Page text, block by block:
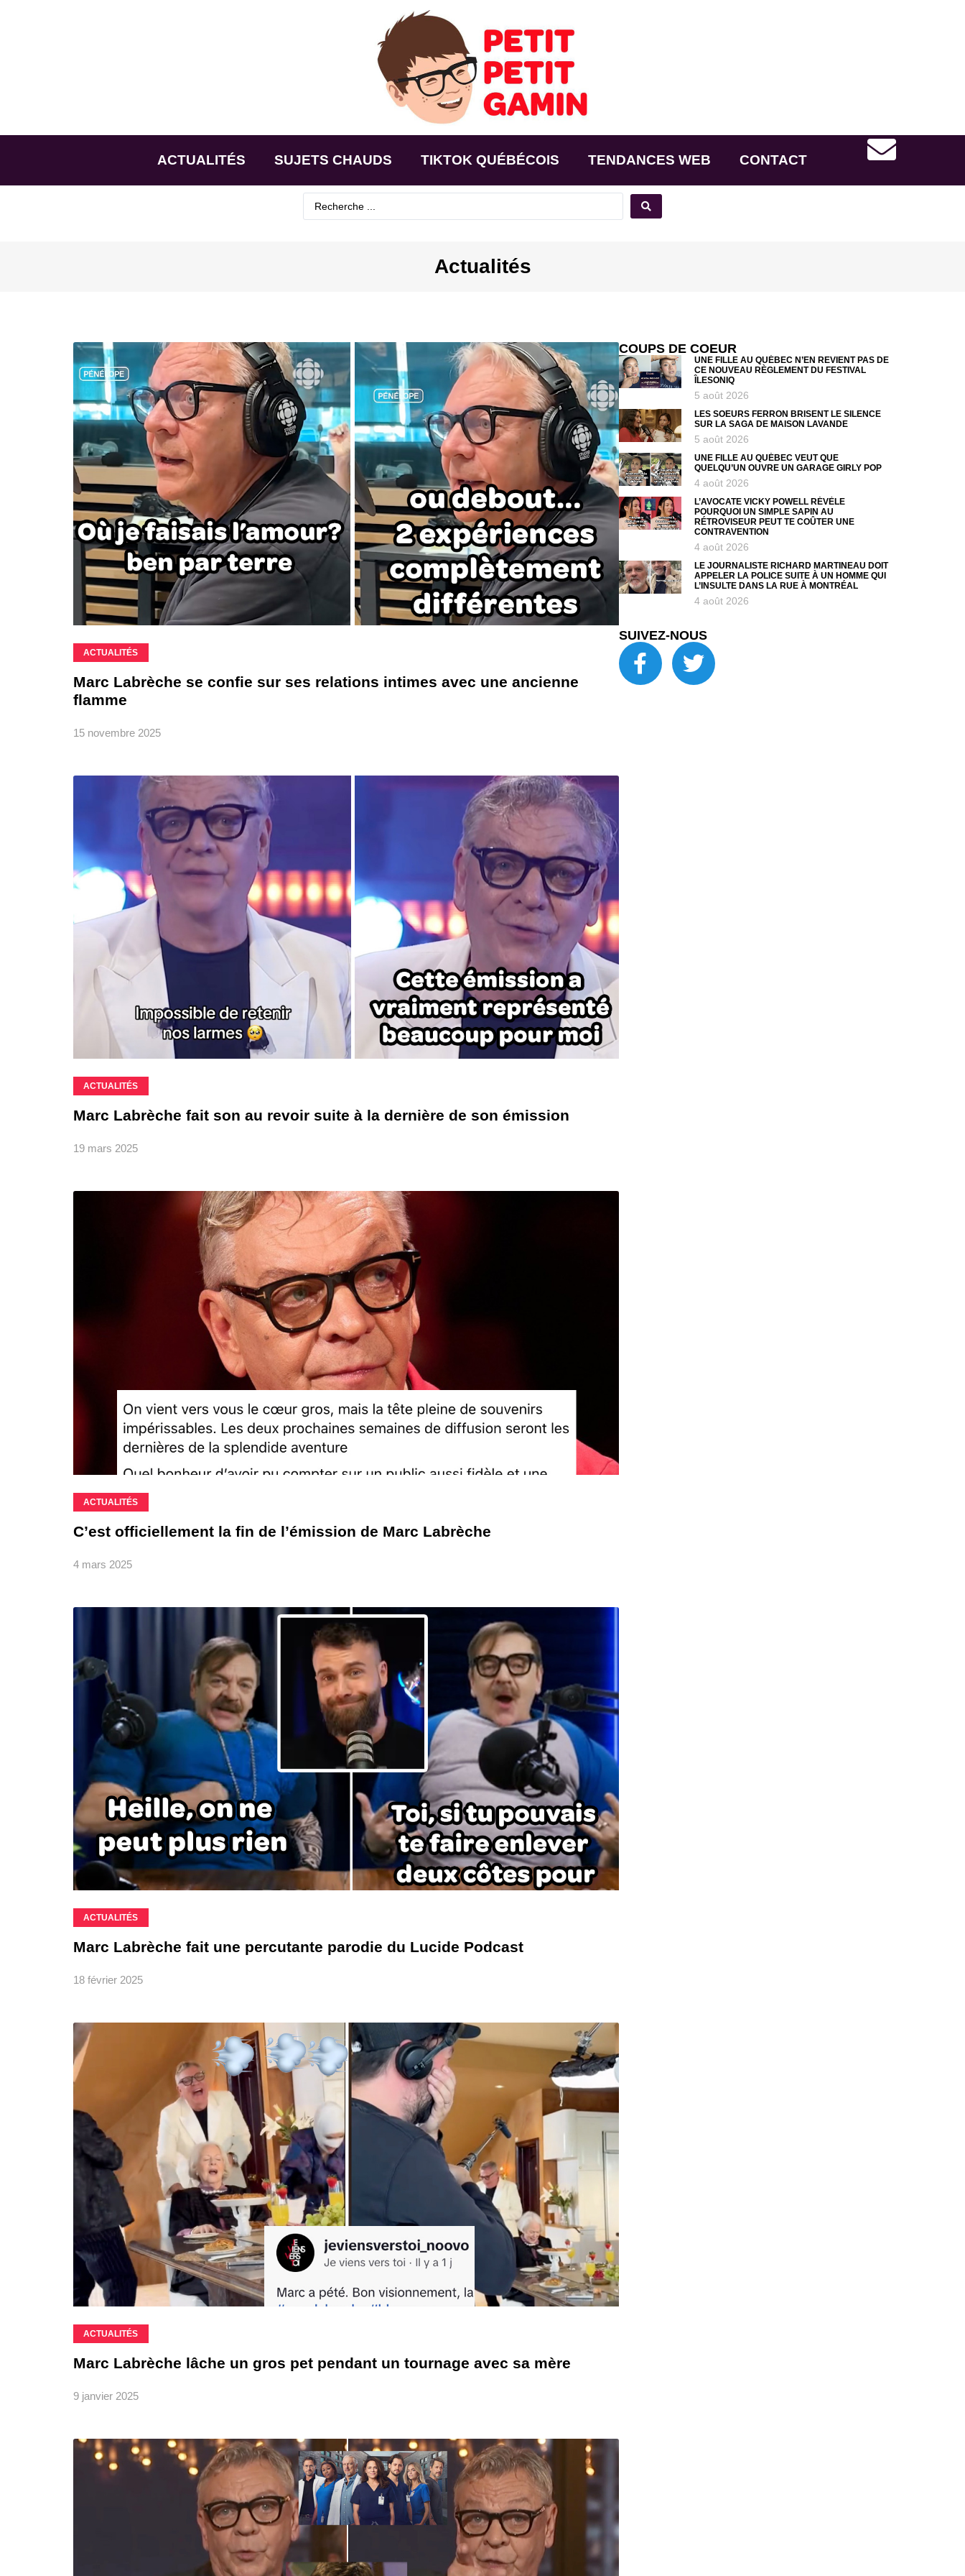
ACTUALITÉS SUJETS CHAUDS TIKTOK QUÉBÉCOIS TENDANCES WEB CONTACT
Actualités
ACTUALITÉS
Marc Labrèche se confie sur ses relations intimes avec une ancienne
flamme
15 novembre 2025
ACTUALITÉS
Marc Labrèche fait son au revoir suite à la dernière de son émission
19 mars 2025
ACTUALITÉS
C’est officiellement la fin de l’émission de Marc Labrèche
4 mars 2025
ACTUALITÉS
Marc Labrèche fait une percutante parodie du Lucide Podcast
18 février 2025
ACTUALITÉS
Marc Labrèche lâche un gros pet pendant un tournage avec sa mère
9 janvier 2025
COUPS DE COEUR
UNE FILLE AU QUÉBEC N’EN REVIENT PAS DE
CE NOUVEAU RÈGLEMENT DU FESTIVAL
ÎLESONIQ
5 août 2026
LES SOEURS FERRON BRISENT LE SILENCE
SUR LA SAGA DE MAISON LAVANDE
5 août 2026
UNE FILLE AU QUÉBEC VEUT QUE
QUELQU’UN OUVRE UN GARAGE GIRLY POP
4 août 2026
L’AVOCATE VICKY POWELL RÉVÈLE
POURQUOI UN SIMPLE SAPIN AU
RÉTROVISEUR PEUT TE COÛTER UNE
CONTRAVENTION
4 août 2026
LE JOURNALISTE RICHARD MARTINEAU DOIT
APPELER LA POLICE SUITE À UN HOMME QUI
L’INSULTE DANS LA RUE À MONTRÉAL
4 août 2026
SUIVEZ-NOUS